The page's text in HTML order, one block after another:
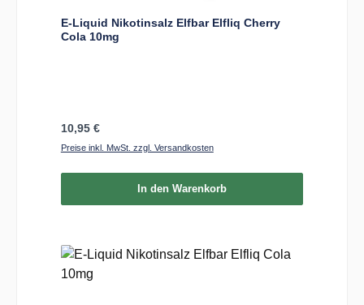
E-Liquid Nikotinsalz Elfbar Elfliq Cherry
Cola 10mg
Regulärer Preis:
10,95 €
Preise inkl. MwSt. zzgl. Versandkosten
In den Warenkorb